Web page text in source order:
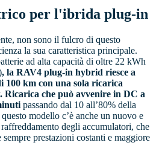
per l'ibrida plug-in
non sono il fulcro di questo
la sua caratteristica principale.
ad alta capacità di oltre 22 kWh
, la RAV4 plug-in hybrid riesce a
100 km con una sola ricarica
Ricarica che può avvenire in DC a
passando dal 10 all’80% della
modello c’è anche un nuovo e
degli accumulatori, che
prestazioni costanti e maggiore